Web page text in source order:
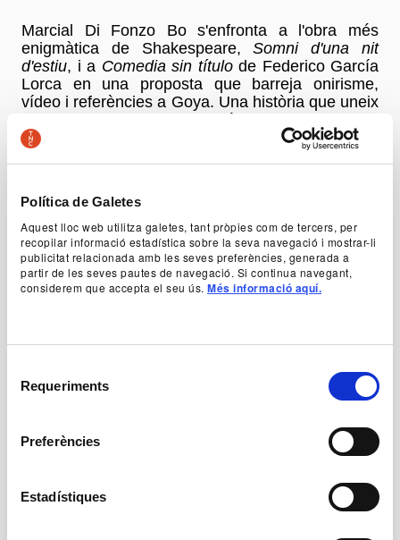
Política de Galetes
Aquest lloc web utilitza galetes, tant pròpies com de tercers, per
recopilar informació estadística sobre la seva navegació i mostrar-li
publicitat relacionada amb les seves preferències, generada a
partir de les seves pautes de navegació. Si continua navegant,
considerem que accepta el seu ús. Més informació aquí.
Requeriments
Preferències
Estadístiques
Marcial Di Fonzo Bo s'enfronta a l'obra més
enigmàtica de Shakespeare,Somni d'una nit
d'estiu, i a Comedia sin título de Federico García
Lorca en una proposta que barreja onirisme,
vídeo i referències a Goya. Una història que uneix
Amb
, rebem l'Académie Européenne –
Angers, una companyia experimental, multilingüe
europeus de diferents orígens i disciplines
(actuació, escriptura, direcció, performance,
dansa i circ), fruit dels múltiples càstings que van
tenir lloc a diferents teatres, entre els quals el
TNC.
Autoria
de Federico
García Lorca
Olivier Cadiot (publicada per P.O.L.)